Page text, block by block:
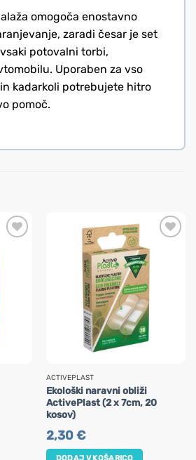
omogoča enostavno
zaradi česar je set
potovalni torbi,
Uporaben za vso
kadarkoli potrebujete hitro
pomoč.
ACTIVEPLAST
Ekološki naravni obliži
ActivePlast (2 x 7cm, 20
kosov)
2,30€